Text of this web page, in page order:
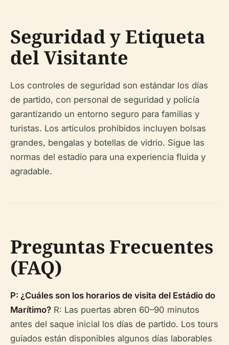
Seguridad y Etiqueta
del Visitante
Los controles de seguridad son estándar los días
de partido, con personal de seguridad y policía
garantizando un entorno seguro para familias y
turistas. Los artículos prohibidos incluyen bolsas
grandes, bengalas y botellas de vidrio. Sigue las
normas del estadio para una experiencia fluida y
agradable.
Preguntas Frecuentes
(FAQ)
P: ¿Cuáles son los horarios de visita del Estádio do
Marítimo? R: Las puertas abren 60–90 minutos
antes del saque inicial los días de partido. Los tours
guiados están disponibles algunos días laborables